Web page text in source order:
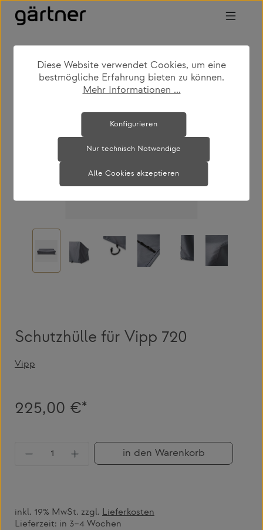
Zum Hauptinhalt springen
Bildergalerie überspringen
Schutzhülle für Vipp 720
Vipp
225,00 €*
Produkt Anzahl: Gib den gewünschten
in den Warenkorb
inkl. 19% MwSt. zzgl. Lieferkosten
Lieferzeit: in 3–4 Wochen
Diese Website verwendet Cookies, um eine
bestmögliche Erfahrung bieten zu können.
Mehr Informationen ...
Nur technisch Notwendige
Konfigurieren
Alle Cookies akzeptieren